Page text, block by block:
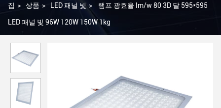
집 > 상품 > LED 패널 빛 > 램프 광효율 lm/w 80 3D 달 595*595
LED 패널 빛 96W 120W 150W 1kg